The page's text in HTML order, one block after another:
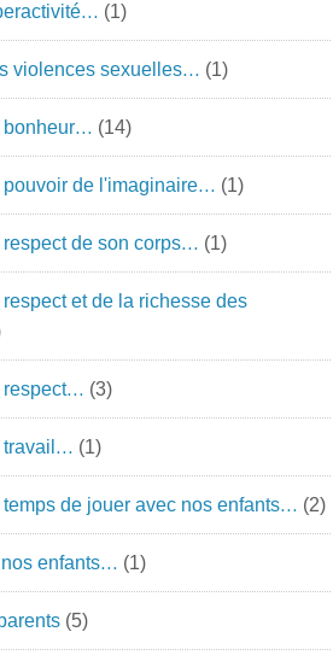
(1)
violences sexuelles… (1)
bonheur… (14)
pouvoir de l'imaginaire… (1)
respect de son corps… (1)
et de la richesse des
respect… (3)
travail… (1)
temps de jouer avec nos enfants… (2)
nos enfants… (1)
(5)